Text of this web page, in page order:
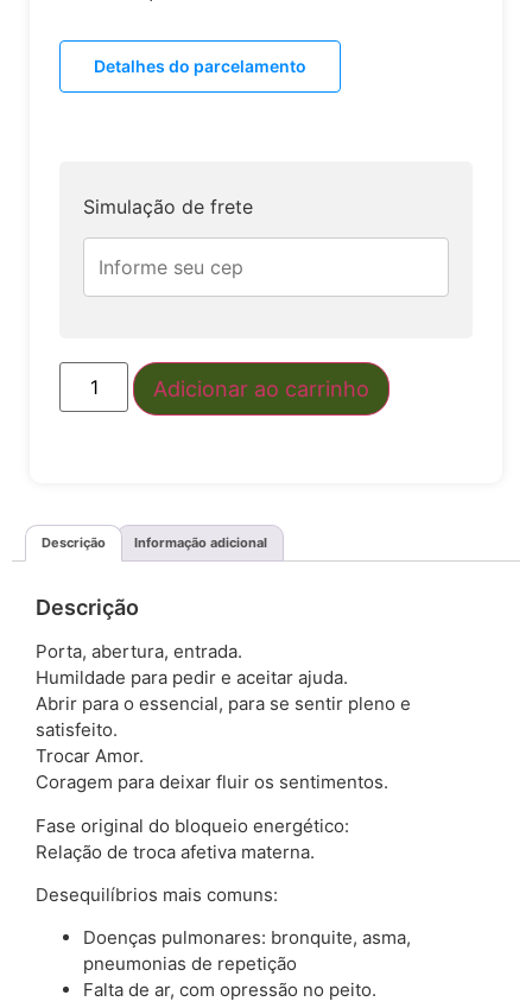
Detalhes do parcelamento
Simulação de frete
Adicionar ao carrinho
Descrição Informação adicional
Descrição
Porta, abertura, entrada.
Humildade para pedir e aceitar ajuda.
Abrir para o essencial, para se sentir pleno e
satisfeito.
Trocar Amor.
Coragem para deixar fluir os sentimentos.
Fase original do bloqueio energético:
Relação de troca afetiva materna.
Desequilíbrios mais comuns:
Doenças pulmonares: bronquite, asma,
pneumonias de repetição
Falta de ar, com opressão no peito.